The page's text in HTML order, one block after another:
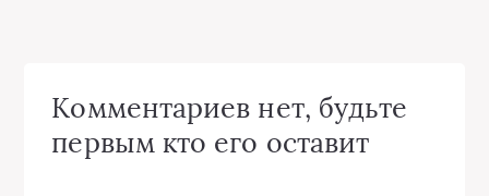
Комментариев нет, будьте
первым кто его оставит